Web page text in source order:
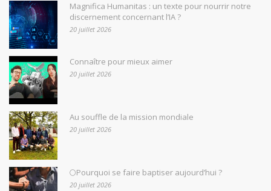
Magnifica Humanitas : un texte pour nourrir notre
discernement concernant l’IA ?
20 juillet 2026
Connaître pour mieux aimer
20 juillet 2026
Au souffle de la mission mondiale
20 juillet 2026
🌕Pourquoi se faire baptiser aujourd’hui ?
20 juillet 2026